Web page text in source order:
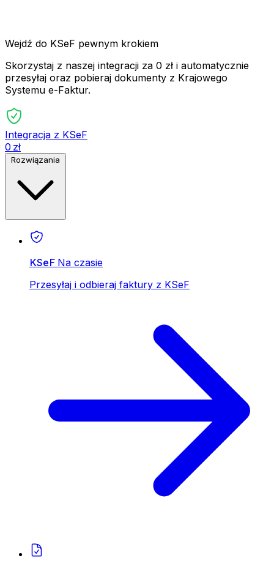
Wejdź do KSeF pewnym krokiem
Skorzystaj z naszej integracji za 0 zł i automatycznie
przesyłaj oraz pobieraj dokumenty z Krajowego
Systemu e-Faktur.
Integracja z KSeF
0 zł
KSeF Na czasie
Przesyłaj i odbieraj faktury z KSeF